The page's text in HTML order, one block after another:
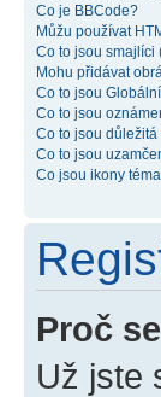
Co je BBCode?
Můžu používat
Co to jsou smajlíci
Mohu přidávat
Co to jsou
Co to jsou
Co to jsou důležitá
Co to jsou
Co jsou ikony
Proč
Už jste